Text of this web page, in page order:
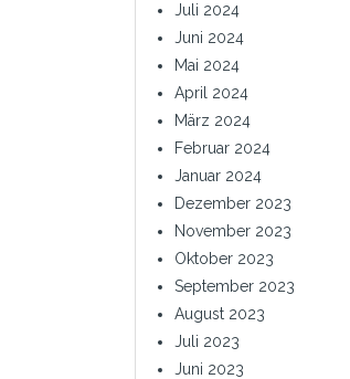
Juli 2024
Juni 2024
Mai 2024
April 2024
März 2024
Februar 2024
Januar 2024
Dezember 2023
November 2023
Oktober 2023
September 2023
August 2023
Juli 2023
Juni 2023